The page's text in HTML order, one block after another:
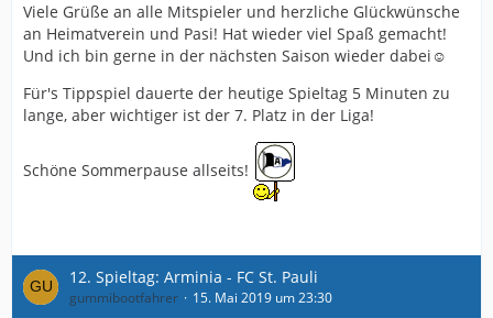
Viele Grüße an alle Mitspieler und herzliche Glückwünsche
an Heimatverein und Pasi! Hat wieder viel Spaß gemacht!
Und ich bin gerne in der nächsten Saison wieder dabei☺
Für's Tippspiel dauerte der heutige Spieltag 5 Minuten zu
lange, aber wichtiger ist der 7. Platz in der Liga!
Schöne Sommerpause allseits!
12. Spieltag: Arminia - FC St. Pauli
gummibootfahrer 15. Mai 2019 um 23:30